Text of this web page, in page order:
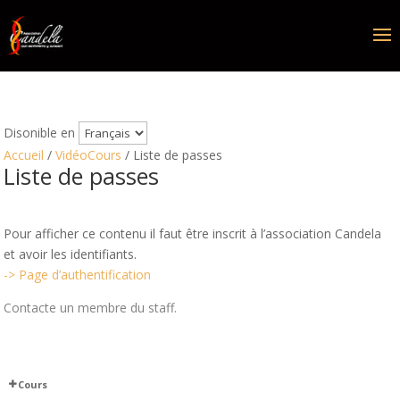
Disonible en
Accueil /VidéoCours / Liste de passes
Liste de passes
Pour afficher ce contenu il faut être inscrit à l’association Candela
et avoir les identifiants.
-> Page d’authentification
Contacte un membre du staff.
Cours